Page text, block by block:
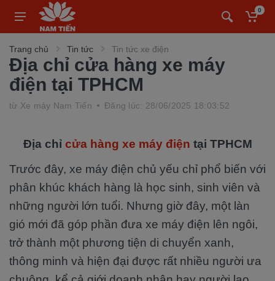
0
Trang chủ Tin tức Tin tức xe điện
Địa chỉ cửa hàng xe máy
điện tại TPHCM
từ Xe máy Nam Tiến Đăng lúc: 28/06/2025 18:03:52
Địa chỉ cửa hàng xe máy điện tại TPHCM
Trước đây, xe máy điện chủ yếu chỉ phổ biến với
phân khúc khách hàng là học sinh, sinh viên và
những người lớn tuổi. Nhưng giờ đây, một làn
gió mới đã góp phần đưa xe máy điện lên ngôi,
trở thành một phương tiện di chuyển xanh,
thông minh và hiện đại được rất nhiều người ưa